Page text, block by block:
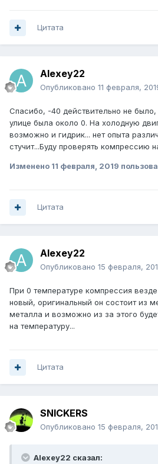
Цитата
Alexey22
Опубликовано 11 февраля,
Спасибо, -40 действительно не было,
улице была около 0. На холодную
возможно и гидрик... нет опыта
стучит...Буду проверять компрессию
Изменено 11 февраля, 2019
Цитата
Alexey22
Опубликовано 15 февраля,
При 0 температуре компрессия
новый, оригинальный он состоит из
металла и возможно из за этого
на температуру...
Цитата
SNICKERS
Опубликовано 15 февраля,
Alexey22 сказал: